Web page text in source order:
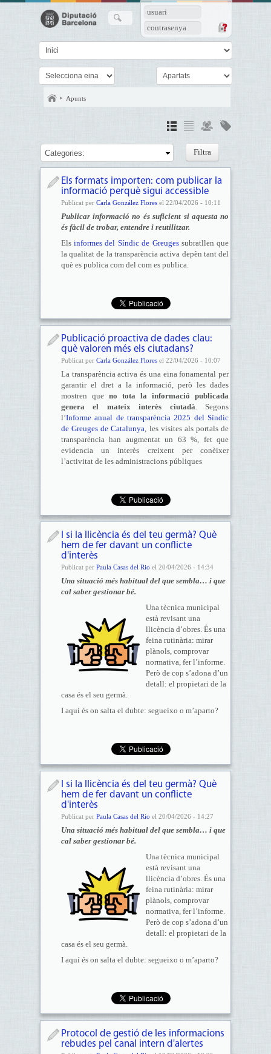
usuari
contrasenya
Apunts
Categories:
Els formats importen: com publicar la
informació perquè sigui accessible
Publicat per Carla González Floresel 22/04/2026 - 10:11
Publicar informació no és suficient si aquesta no
és fàcil de trobar, entendre i reutilitzar.
Elsinformes del Síndic de Greugessubratllen que
la qualitat de la transparència activa depèn tant del
què es publica com del com es publica.
Publicació proactiva de dades clau:
què valoren més els ciutadans?
Publicat per Carla González Floresel 22/04/2026 - 10:07
La transparència activa és una eina fonamental per
garantir el dret a la informació, però les dades
mostren que no tota la informació publicada
genera el mateix interès ciutadà. Segons
l’Informe anual de transparència 2025 del Síndic
de Greuges de Catalunya, les visites als portals de
transparència han augmentat un 63 %, fet que
evidencia un interès creixent per conèixer
l’activitat de les administracions públiques
I si la llicència és del teu germà? Què
hem de fer davant un conflicte
d'interès
Publicat per Paula Casas del Rio el 20/04/2026 - 14:34
Una situació més habitual del que sembla… i que
cal saber gestionar bé.
Una tècnica municipal
està revisant una
llicència d’obres. És una
feina rutinària: mirar
plànols, comprovar
normativa, fer l’informe.
Però de cop s’adona d’un
detall: el propietari de la
casa és el seu germà.
I aquí és on salta el dubte: segueixo o m’aparto?
I si la llicència és del teu germà? Què
hem de fer davant un conflicte
d'interès
Publicat per Paula Casas del Rio el 20/04/2026 - 14:27
Una situació més habitual del que sembla… i que
cal saber gestionar bé.
Una tècnica municipal
està revisant una
llicència d’obres. És una
feina rutinària: mirar
plànols, comprovar
normativa, fer l’informe.
Però de cop s’adona d’un
detall: el propietari de la
casa és el seu germà.
I aquí és on salta el dubte: segueixo o m’aparto?
Protocol de gestió de les informacions
rebudes pel canal intern d'alertes